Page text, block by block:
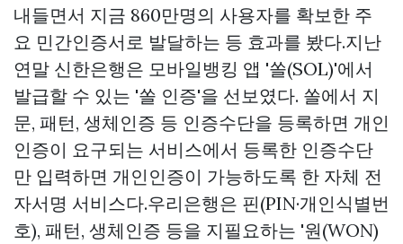
내들면서 지금 860만명의 사용자를 확보한 주
요 민간인증서로 발달하는 등 효과를 봤다.지난
연말 신한은행은 모바일뱅킹 앱 '쏠(SOL)'에서
발급할 수 있는 '쏠 인증'을 선보였다. 쏠에서 지
문, 패턴, 생체인증 등 인증수단을 등록하면 개인
인증이 요구되는 서비스에서 등록한 인증수단
만 입력하면 개인인증이 가능하도록 한 자체 전
자서명 서비스다.우리은행은 핀(PIN·개인식별번
호), 패턴, 생체인증 등을 지필요하는 '원(WON)